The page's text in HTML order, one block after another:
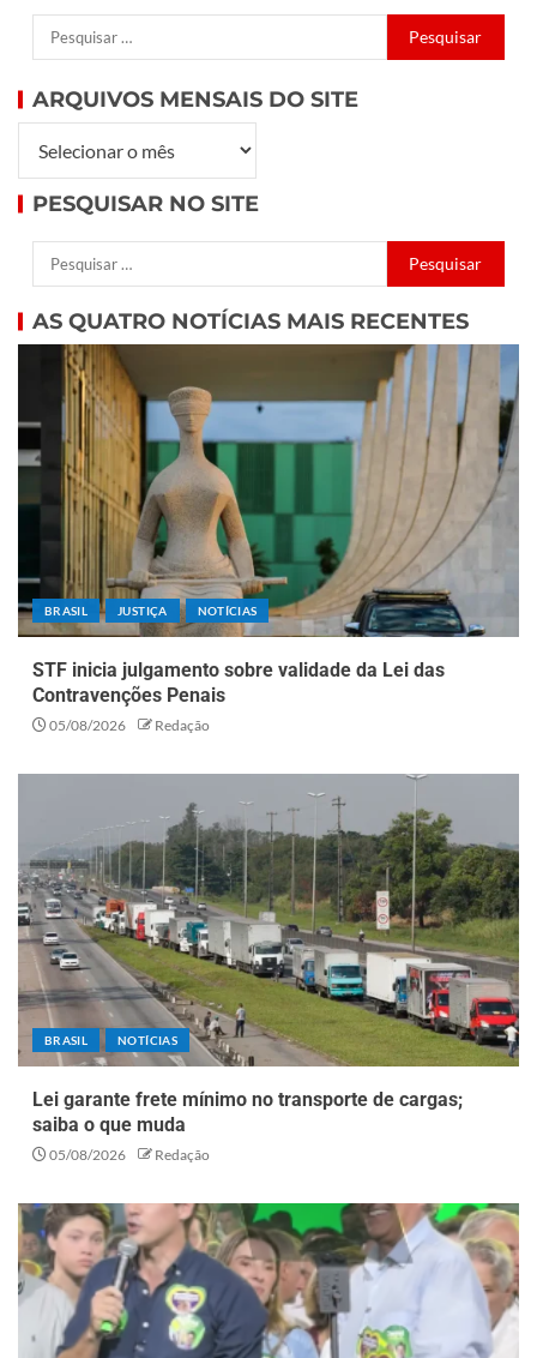
ARQUIVOS MENSAIS DO SITE
PESQUISAR NO SITE
AS QUATRO NOTÍCIAS MAIS RECENTES
BRASIL JUSTIÇA NOTÍCIAS
STF inicia julgamento sobre validade da Lei das
Contravenções Penais
05/08/2026 Redação
BRASIL NOTÍCIAS
Lei garante frete mínimo no transporte de cargas;
saiba o que muda
05/08/2026 Redação